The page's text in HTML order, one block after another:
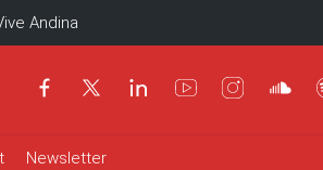
Andina
Newsletter